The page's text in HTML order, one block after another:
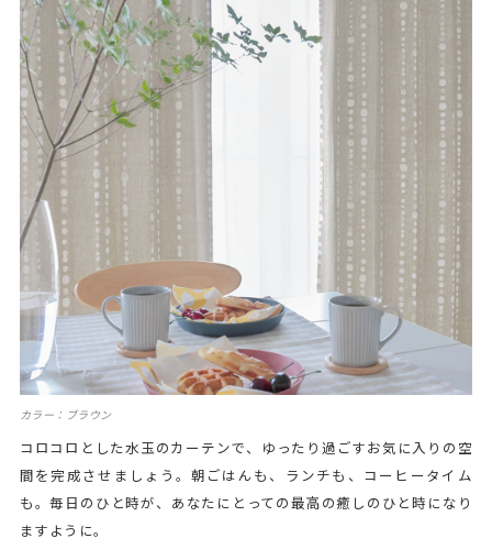
カラー：ブラウン
コロコロとした水玉のカーテンで、ゆったり過ごすお気に入りの空
間を完成させましょう。朝ごはんも、ランチも、コーヒータイム
も。毎日のひと時が、あなたにとっての最高の癒しのひと時になり
ますように。